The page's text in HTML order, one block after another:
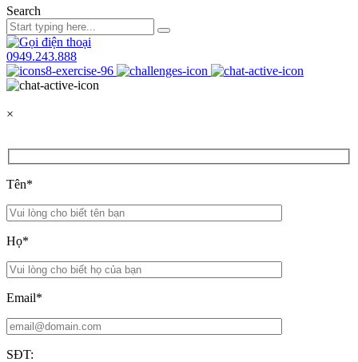
Search
0949.243.888
×
Tên*
Họ*
Email*
SĐT: